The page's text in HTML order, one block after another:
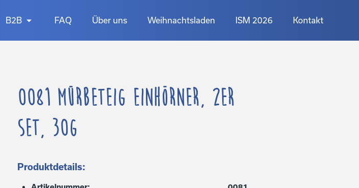
B2B FAQ Über uns Weihnachtsladen ISM 2026 Kontakt
0081 Mürbeteig Einhörner, 2er
Set, 30g
Produktdetails: